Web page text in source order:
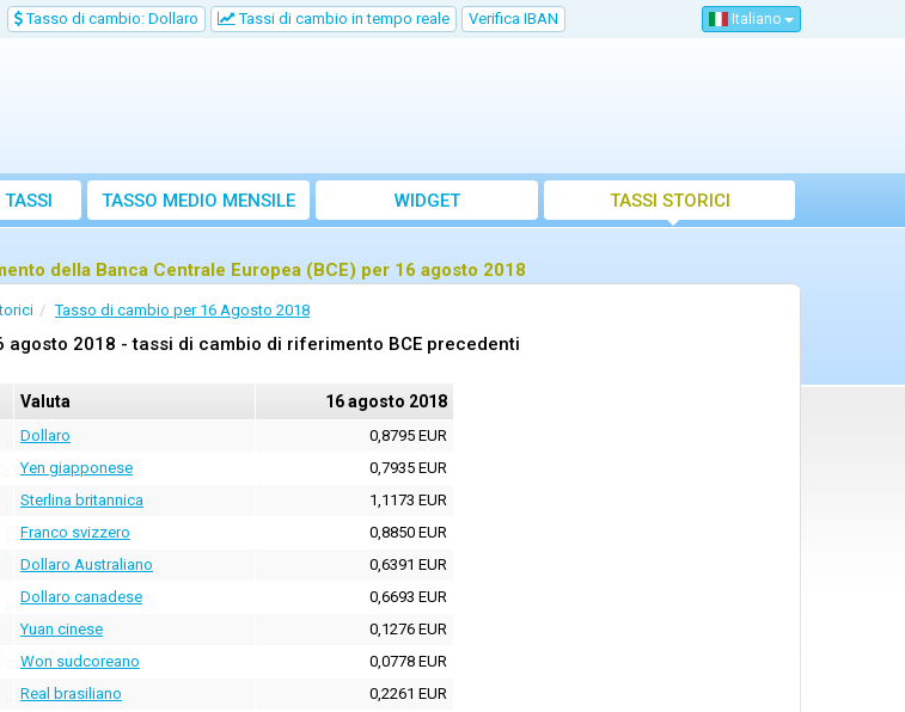
Tasso di cambio: Dollaro Tassi di cambio in tempo reale Verifica IBAN Italiano
TASSO MEDIO MENSILE WIDGET TASSI STORICI
della Banca Centrale Europea (BCE) per 16 agosto 2018
Tasso di cambio per 16 Agosto 2018
agosto 2018 - tassi di cambio di riferimento BCE precedenti
Valuta 16 agosto 2018
Dollaro
0,8795 EUR
Yen giapponese
0,7935 EUR
Sterlina britannica
1,1173 EUR
Franco svizzero
0,8850 EUR
Dollaro Australiano
0,6391 EUR
Dollaro canadese
0,6693 EUR
Yuan cinese
0,1276 EUR
Won sudcoreano
0,0778 EUR
Real brasiliano
0,2261 EUR